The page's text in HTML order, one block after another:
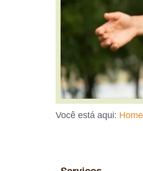
Você está aqui: Home